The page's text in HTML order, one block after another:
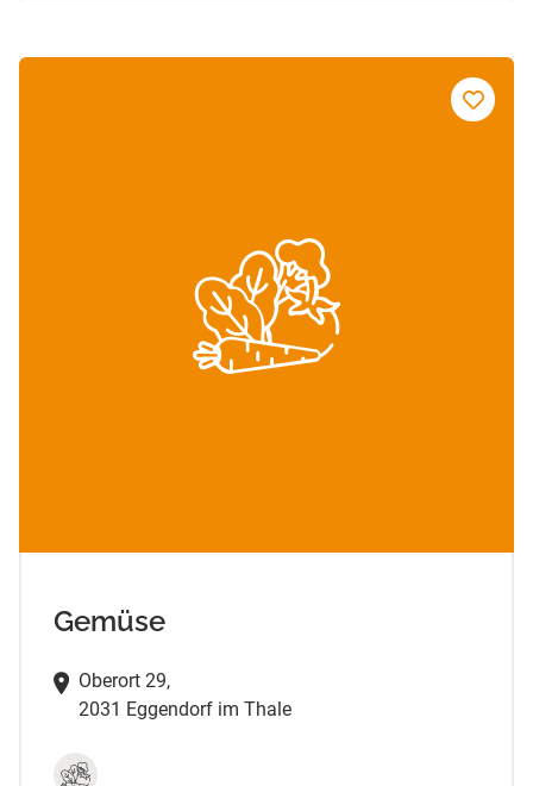
Gemüse
Oberort 29,
2031 Eggendorf im Thale